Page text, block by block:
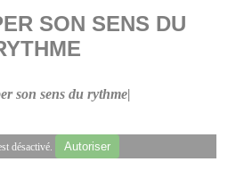
SON SENS DU
son sens du rythme|
désactivé. Autoriser